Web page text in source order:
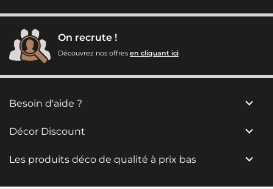
On recrute !
Découvrez nos offres en cliquant ici
Besoin d'aide ? 
Décor Discount 
Les produits déco de qualité à prix bas 